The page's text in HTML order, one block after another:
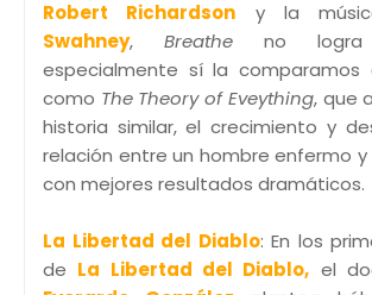
Robert Richardson y la
Swahney, Breathe no logra
especialmente sí la comparamos
como The Theory of Eveything, que
historia similar, el crecimiento y
relación entre un hombre enfermo
con mejores resultados dramáticos.
La Libertad del Diablo: En los
de La Libertad del Diablo, el